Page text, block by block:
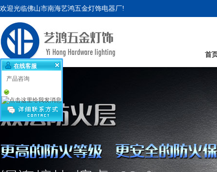
欢迎光临佛山市南海艺鸿五金灯饰电器厂!
首
在线客服
产品咨询